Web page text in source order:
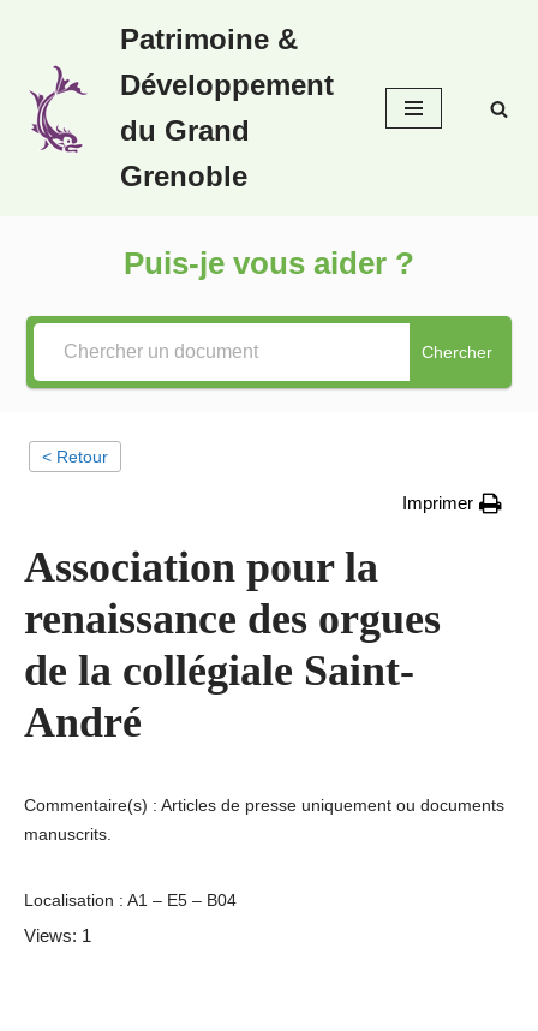
au
contenu
Patrimoine &
Développement
du Grand
Grenoble
Puis-je vous aider ?
Chercher
< Retour
Imprimer
Association pour la
renaissance des orgues
de la collégiale Saint-
André
Commentaire(s) : Articles de presse uniquement ou documents
manuscrits.
Localisation : A1 – E5 – B04
Views: 1